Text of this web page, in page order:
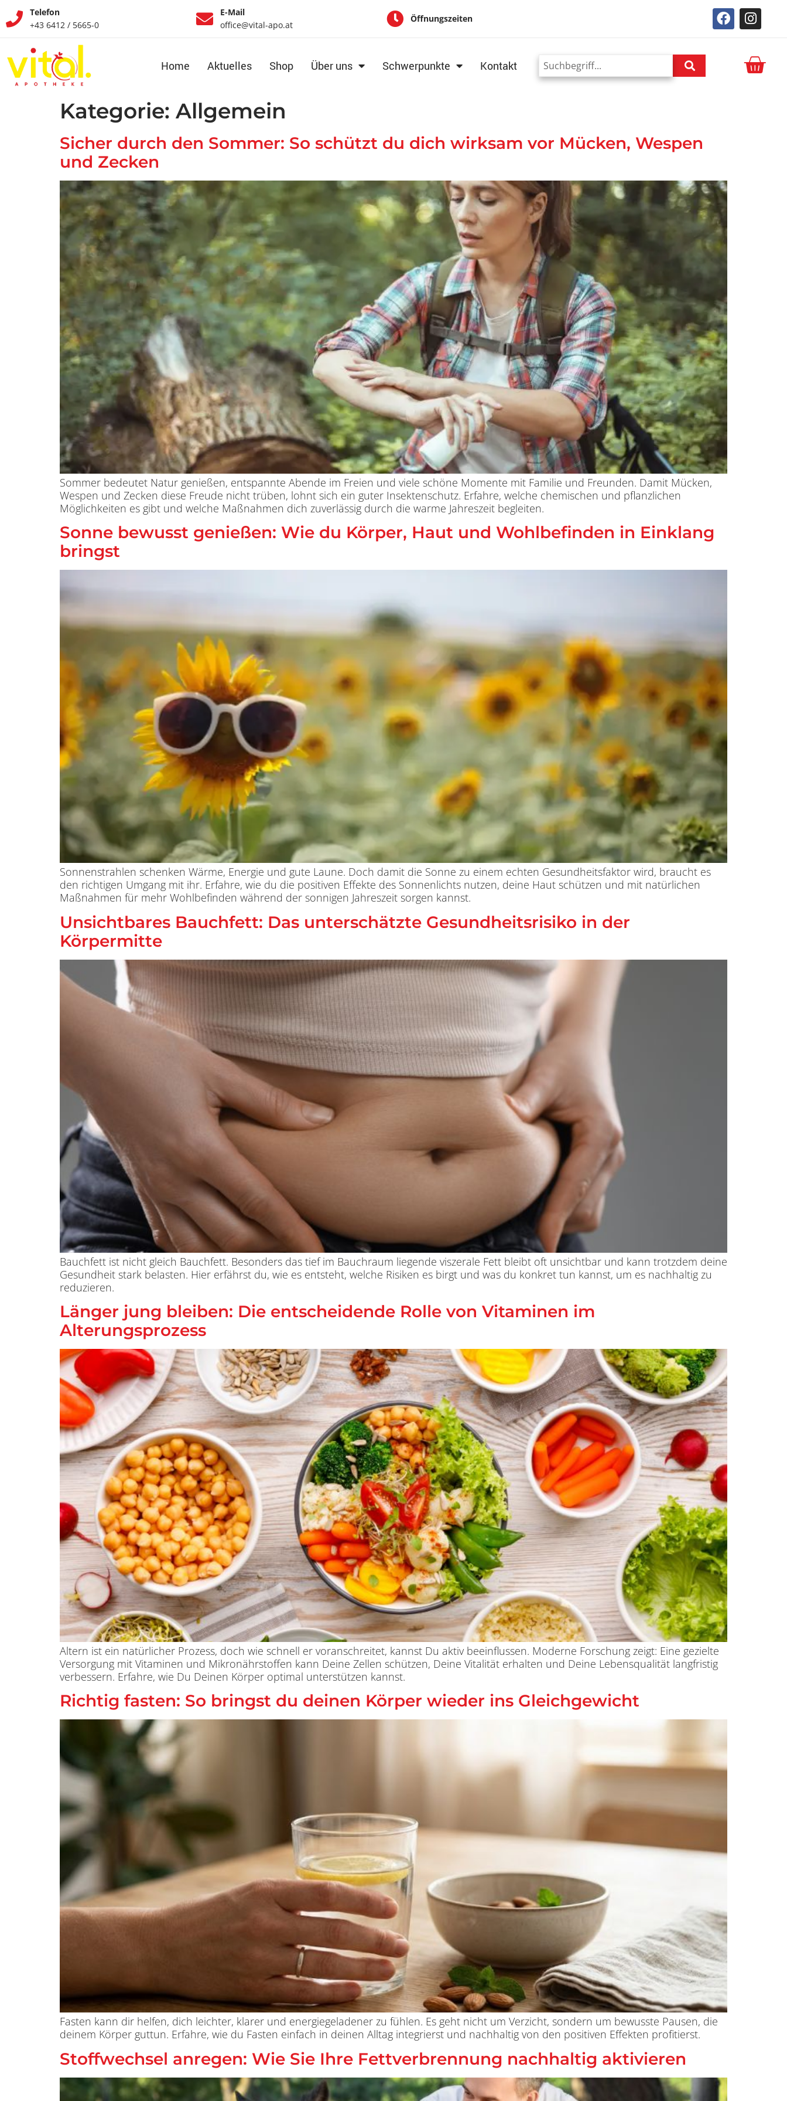
Telefon
+43 6412 / 5665-0
E-Mail
office@vital-apo.at
Öffnungszeiten
Home Aktuelles Shop Über uns Schwerpunkte Kontakt
Kategorie: Allgemein
Sicher durch den Sommer: So schützt du dich wirksam vor Mücken, Wespen
und Zecken
Sommer bedeutet Natur genießen, entspannte Abende im Freien und viele schöne Momente mit Familie und Freunden. Damit Mücken,
Wespen und Zecken diese Freude nicht trüben, lohnt sich ein guter Insektenschutz. Erfahre, welche chemischen und pflanzlichen
Möglichkeiten es gibt und welche Maßnahmen dich zuverlässig durch die warme Jahreszeit begleiten.
Sonne bewusst genießen: Wie du Körper, Haut und Wohlbefinden in Einklang
bringst
Sonnenstrahlen schenken Wärme, Energie und gute Laune. Doch damit die Sonne zu einem echten Gesundheitsfaktor wird, braucht es
den richtigen Umgang mit ihr. Erfahre, wie du die positiven Effekte des Sonnenlichts nutzen, deine Haut schützen und mit natürlichen
Maßnahmen für mehr Wohlbefinden während der sonnigen Jahreszeit sorgen kannst.
Unsichtbares Bauchfett: Das unterschätzte Gesundheitsrisiko in der
Körpermitte
Bauchfett ist nicht gleich Bauchfett. Besonders das tief im Bauchraum liegende viszerale Fett bleibt oft unsichtbar und kann trotzdem deine
Gesundheit stark belasten. Hier erfährst du, wie es entsteht, welche Risiken es birgt und was du konkret tun kannst, um es nachhaltig zu
reduzieren.
Länger jung bleiben: Die entscheidende Rolle von Vitaminen im
Alterungsprozess
Altern ist ein natürlicher Prozess, doch wie schnell er voranschreitet, kannst Du aktiv beeinflussen. Moderne Forschung zeigt: Eine gezielte
Versorgung mit Vitaminen und Mikronährstoffen kann Deine Zellen schützen, Deine Vitalität erhalten und Deine Lebensqualität langfristig
verbessern. Erfahre, wie Du Deinen Körper optimal unterstützen kannst.
Richtig fasten: So bringst du deinen Körper wieder ins Gleichgewicht
Fasten kann dir helfen, dich leichter, klarer und energiegeladener zu fühlen. Es geht nicht um Verzicht, sondern um bewusste Pausen, die
deinem Körper guttun. Erfahre, wie du Fasten einfach in deinen Alltag integrierst und nachhaltig von den positiven Effekten profitierst.
Stoffwechsel anregen: Wie Sie Ihre Fettverbrennung nachhaltig aktivieren